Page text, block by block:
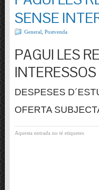
SENSE
General Postvenda
PAGUI LES
INTERESSOS
DESPESES
OFERTA
Aquesta entrada no té etiquetes